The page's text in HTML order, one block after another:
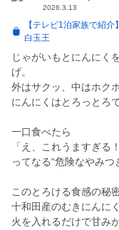
2026.3.13
【テレビ1泊家族で紹
白玉王
じゃがいもとにんにく
げ。
外はサクッ、中はホクホ
にんにくはとろっとろ
一口食べたら
「え、これうますぎる！
ってなる“危険なやみつ
このとろける食感の秘密
十和田産のむきにんにく
火を入れるだけで甘み